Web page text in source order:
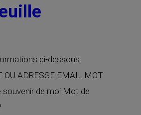
ci-dessous.
OU ADRESSE EMAIL MOT
souvenir de moi Mot de